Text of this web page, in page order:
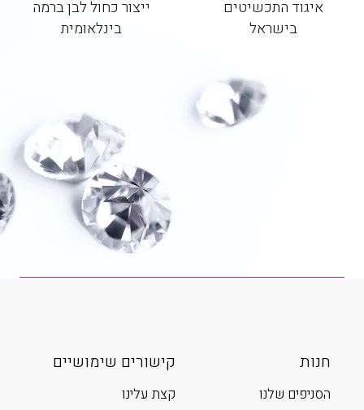
איגוד התכשיטים
בישראל
ייצור כחול לבן ברמה
בינלאומית
חנות
הסניפים שלנו
קישורים שימושיים
קצת עלינו